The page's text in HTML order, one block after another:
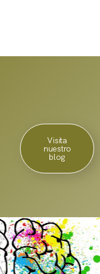
Visita
nuestro
blog